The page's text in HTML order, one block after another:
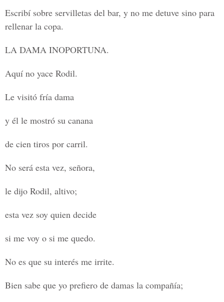
Escribí sobre servilletas del bar, y no me detuve sino para
rellenar la copa.
LA DAMA INOPORTUNA.
Aquí no yace Rodil.
Le visitó fría dama
y él le mostró su canana
de cien tiros por carril.
No será esta vez, señora,
le dijo Rodil, altivo;
esta vez soy quien decide
si me voy o si me quedo.
No es que su interés me irrite.
Bien sabe que yo prefiero de damas la compañía;